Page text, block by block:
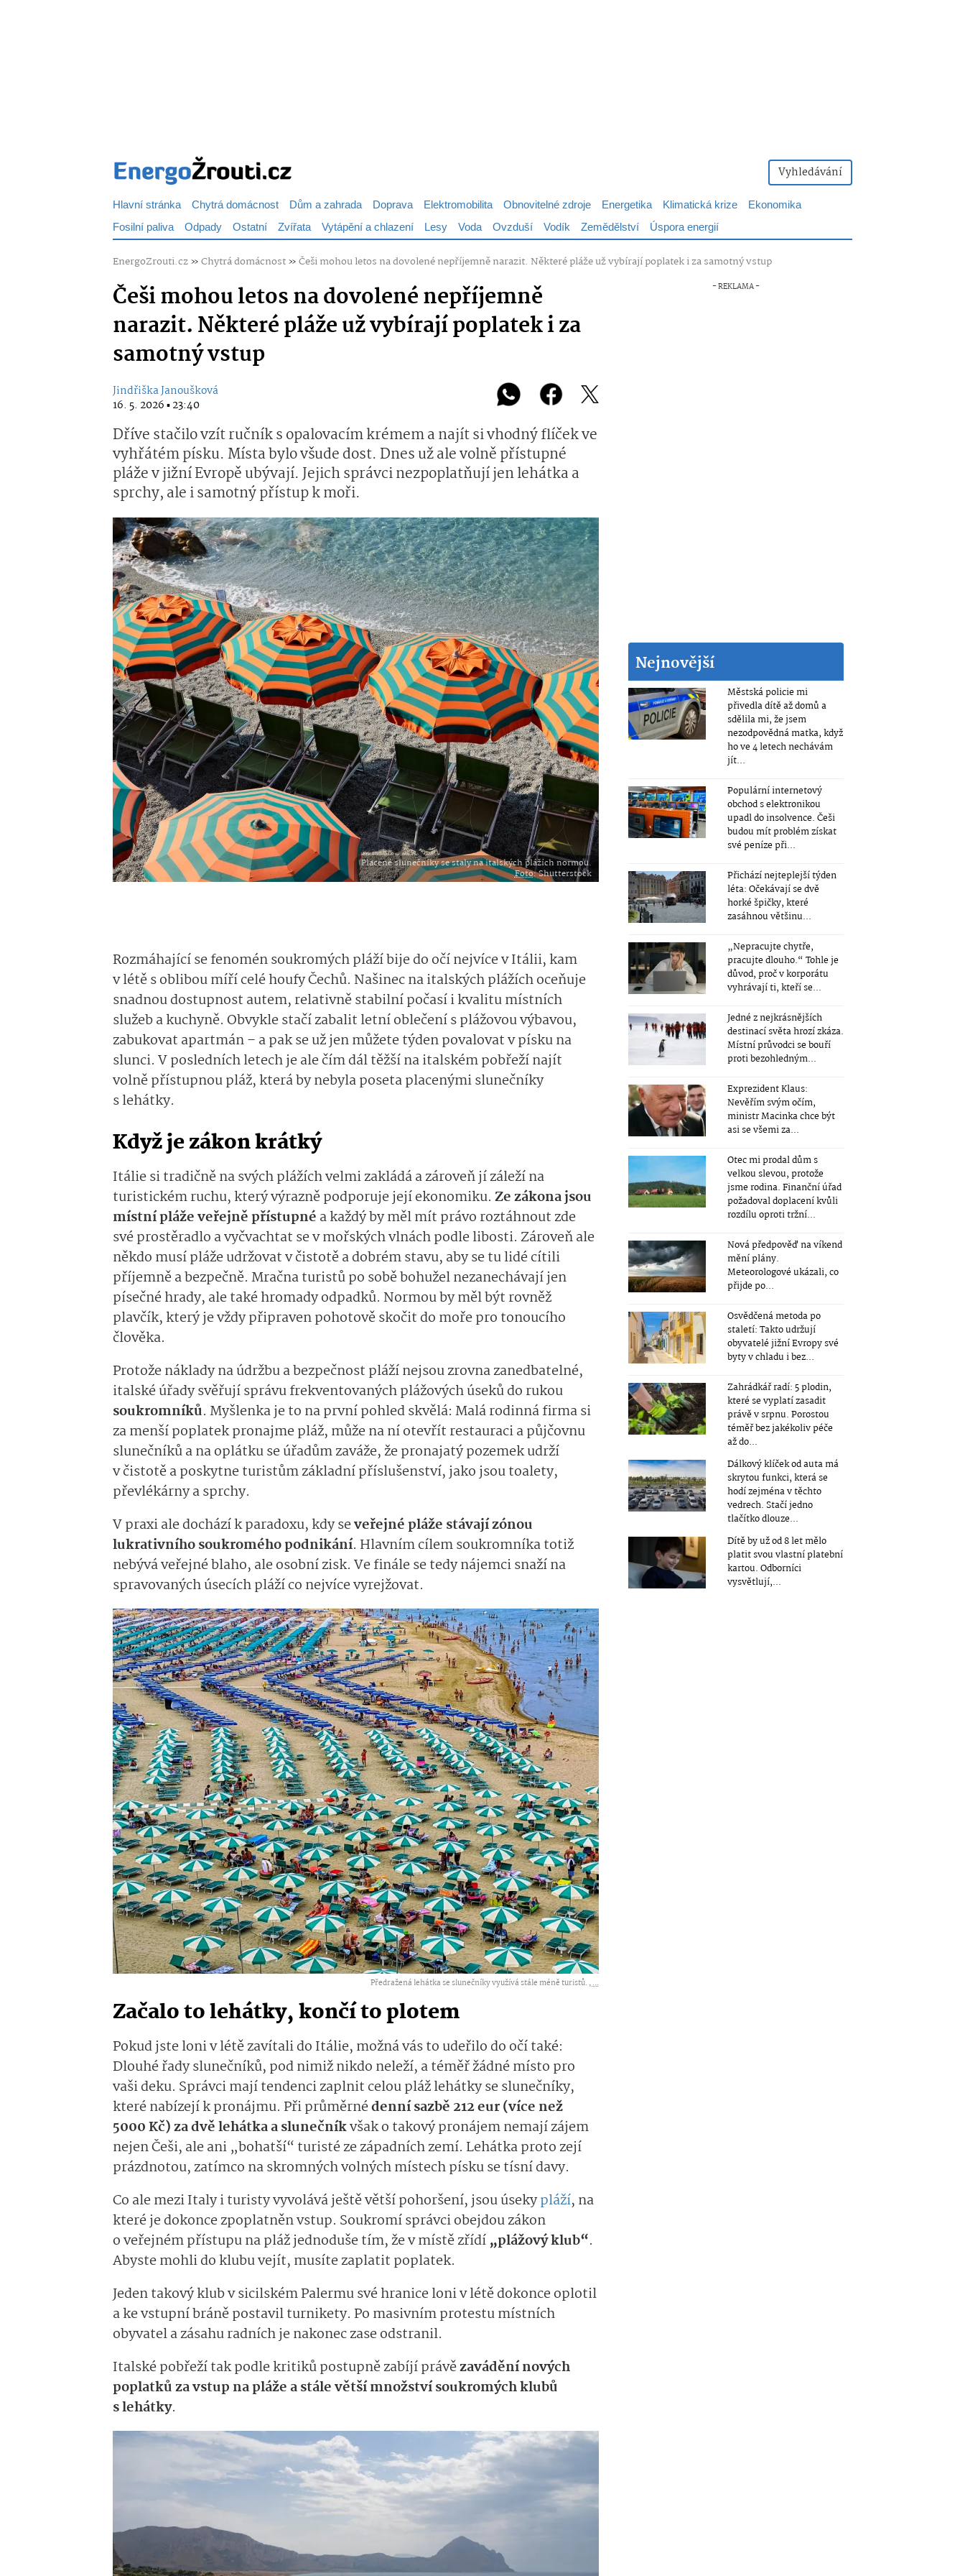
Vyhledávání
Hlavní stránka Chytrá domácnost Dům a zahrada Doprava Elektromobilita Obnovitelné zdroje Energetika Klimatická krize
Ekonomika
Fosilní paliva Odpady Ostatní Zvířata Vytápění a chlazení Lesy Voda Ovzduší Vodík Zemědělství Úspora energií
EnergoZrouti.cz»Chytrá domácnost»Češi mohou letos na dovolené nepříjemně narazit. Některé pláže už vybírají poplatek i za samotný vstup
Češi mohou letos na dovolené nepříjemně
narazit. Některé pláže už vybírají poplatek i za
samotný vstup
Jindřiška Janoušková
16. 5. 2026 ▪ 23:40
Dříve stačilo vzít ručník s opalovacím krémem a najít si vhodný flíček ve
vyhřátém písku. Místa bylo všude dost. Dnes už ale volně přístupné
pláže v jižní Evropě ubývají. Jejich správci nezpoplatňují jen lehátka a
sprchy, ale i samotný přístup k moři.
Placené slunečníky se staly na italských plážích normou.
Foto: Shutterstock
Rozmáhající se fenomén soukromých pláží bije do očí nejvíce v Itálii, kam
v létě s oblibou míří celé houfy Čechů. Našinec na italských plážích oceňuje
snadnou dostupnost autem, relativně stabilní počasí i kvalitu místních
služeb a kuchyně. Obvykle stačí zabalit letní oblečení s plážovou výbavou,
zabukovat apartmán – a pak se už jen můžete týden povalovat v písku na
slunci. V posledních letech je ale čím dál těžší na italském pobřeží najít
volně přístupnou pláž, která by nebyla poseta placenými slunečníky
s lehátky.
Když je zákon krátký
Itálie si tradičně na svých plážích velmi zakládá a zároveň jí záleží na
turistickém ruchu, který výrazně podporuje její ekonomiku. Ze zákona jsou
místní pláže veřejně přístupné a každý by měl mít právo roztáhnout zde
své prostěradlo a vyčvachtat se v mořských vlnách podle libosti. Zároveň ale
někdo musí pláže udržovat v čistotě a dobrém stavu, aby se tu lidé cítili
příjemně a bezpečně. Mračna turistů po sobě bohužel nezanechávají jen
písečné hrady, ale také hromady odpadků. Normou by měl být rovněž
plavčík, který je vždy připraven pohotově skočit do moře pro tonoucího
člověka.
Protože náklady na údržbu a bezpečnost pláží nejsou zrovna zanedbatelné,
italské úřady svěřují správu frekventovaných plážových úseků do rukou
soukromníků. Myšlenka je to na první pohled skvělá: Malá rodinná firma si
za menší poplatek pronajme pláž, může na ní otevřít restauraci a půjčovnu
slunečníků a na oplátku se úřadům zaváže, že pronajatý pozemek udrží
v čistotě a poskytne turistům základní příslušenství, jako jsou toalety,
převlékárny a sprchy.
V praxi ale dochází k paradoxu, kdy seveřejné pláže stávají zónou
lukrativního soukromého podnikání. Hlavním cílem soukromníka totiž
nebývá veřejné blaho, ale osobní zisk. Ve finále se tedy nájemci snaží na
spravovaných úsecích pláží co nejvíce vyrejžovat.
Předražená lehátka se slunečníky využívá stále méně turistů. ,...
Začalo to lehátky, končí to plotem
Pokud jste loni v létě zavítali do Itálie, možná vás to udeřilo do očí také:
Dlouhé řady slunečníků, pod nimiž nikdo neleží, a téměř žádné místo pro
vaši deku. Správci mají tendenci zaplnit celou pláž lehátky se slunečníky,
které nabízejí k pronájmu. Při průměrnédenní sazbě 212 eur (více než
5000 Kč) za dvě lehátka a slunečníkvšak o takový pronájem nemají zájem
nejen Češi, ale ani „bohatší“ turisté ze západních zemí. Lehátka proto zejí
prázdnotou, zatímco na skromných volných místech písku se tísní davy.
Co ale mezi Italy i turisty vyvolává ještě větší pohoršení, jsou úsekypláží, na
které je dokonce zpoplatněn vstup. Soukromí správci obejdou zákon
o veřejném přístupu na pláž jednoduše tím, že v místě zřídí „plážový klub“.
Abyste mohli do klubu vejít, musíte zaplatit poplatek.
Jeden takový klub v sicilském Palermu své hranice loni v létě dokonce oplotil
a ke vstupní bráně postavil turnikety. Po masivním protestu místních
obyvatel a zásahu radních je nakonec zase odstranil.
Italské pobřeží tak podle kritiků postupně zabíjí právězavádění nových
poplatků za vstup na pláže a stále větší množství soukromých klubů
s lehátky.
Nejnovější
Městská policie mi
přivedla dítě až domů a
sdělila mi, že jsem
nezodpovědná matka, když
ho ve 4 letech nechávám
jít...
Populární internetový
obchod s elektronikou
upadl do insolvence. Češi
budou mít problém získat
své peníze při...
Přichází nejteplejší týden
léta: Očekávají se dvě
horké špičky, které
zasáhnou většinu...
„Nepracujte chytře,
pracujte dlouho.“ Tohle je
důvod, proč v korporátu
vyhrávají ti, kteří se...
Jedné z nejkrásnějších
destinací světa hrozí zkáza.
Místní průvodci se bouří
proti bezohledným...
Exprezident Klaus:
Nevěřím svým očím,
ministr Macinka chce být
asi se všemi za...
Otec mi prodal dům s
velkou slevou, protože
jsme rodina. Finanční úřad
požadoval doplacení kvůli
rozdílu oproti tržní...
Nová předpověď na víkend
mění plány.
Meteorologové ukázali, co
přijde po...
Osvědčená metoda po
staletí: Takto udržují
obyvatelé jižní Evropy své
byty v chladu i bez...
Zahrádkář radí: 5 plodin,
které se vyplatí zasadit
právě v srpnu. Porostou
téměř bez jakékoliv péče
až do...
Dálkový klíček od auta má
skrytou funkci, která se
hodí zejména v těchto
vedrech. Stačí jedno
tlačítko dlouze...
Dítě by už od 8 let mělo
platit svou vlastní platební
kartou. Odborníci
vysvětlují,...